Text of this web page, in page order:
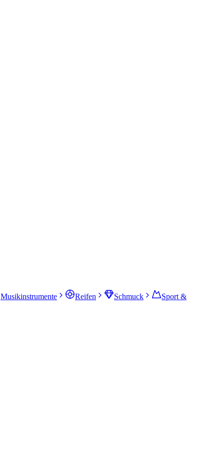
Musikinstrumente Reifen Schmuck
Sport &